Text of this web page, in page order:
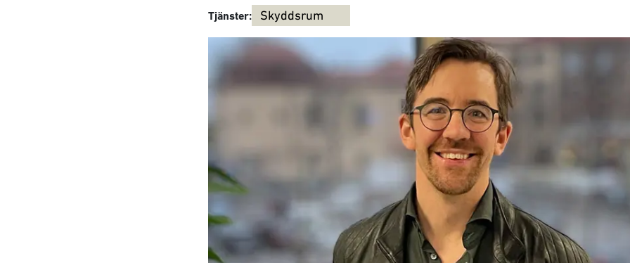
Tjänster: Skyddsrum